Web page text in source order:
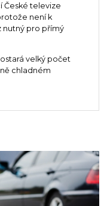
České televize
není k
nutný pro přímý
velký počet
chladném